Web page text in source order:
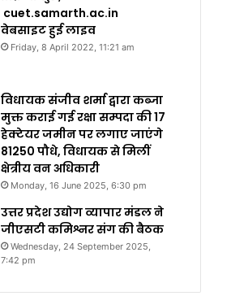
cuet.samarth.ac.in
वेबसाइट हुई लाइव
Friday, 8 April 2022, 11:21 am
विधायक संजीव शर्मा द्वारा कब्जा
मुक्त कराई गई रक्षा सम्पदा की 17
हेक्टेयर जमीन पर लगाए जाएंगे
81250 पौधे, विधायक से मिलीं
क्षेत्रीय वन अधिकारी
Monday, 16 June 2025, 6:30 pm
उत्तर प्रदेश उद्योग व्यापार मंडल ने
जीएसटी कमिश्नर संग की बैठक
Wednesday, 24 September 2025,
7:42 pm